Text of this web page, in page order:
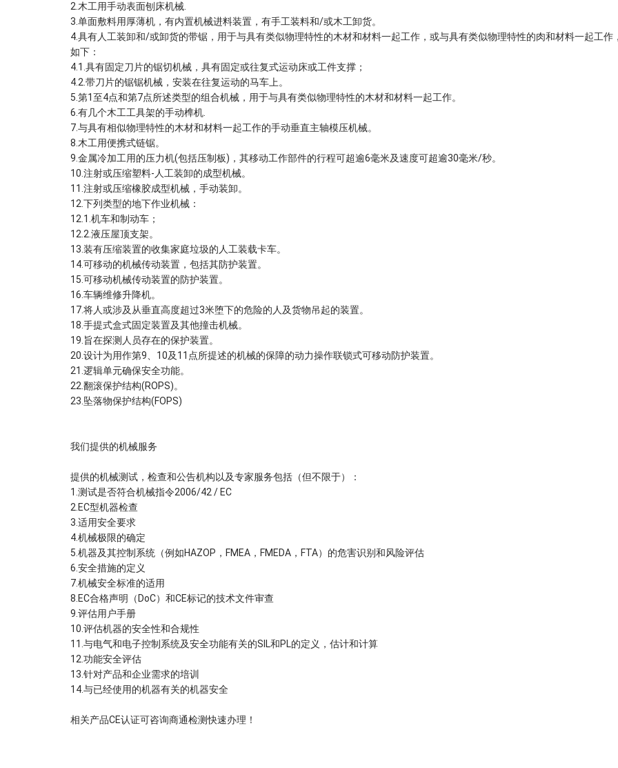
2.木工用手动表面刨床机械.
3.单面敷料用厚薄机，有内置机械进料装置，有手工装料和/或木工卸货。
4.具有人工装卸和/或卸货的带锯，用于与具有类似物理特性的木材和材料一起工作，或与具有类似物理特性的肉和材料一起工作
如下：
4.1.具有固定刀片的锯切机械，具有固定或往复式运动床或工件支撑；
4.2.带刀片的锯锯机械，安装在往复运动的马车上。
5.第1至4点和第7点所述类型的组合机械，用于与具有类似物理特性的木材和材料一起工作。
6.有几个木工工具架的手动榫机.
7.与具有相似物理特性的木材和材料一起工作的手动垂直主轴模压机械。
8.木工用便携式链锯。
9.金属冷加工用的压力机(包括压制板)，其移动工作部件的行程可超逾6毫米及速度可超逾30毫米/秒。
10.注射或压缩塑料-人工装卸的成型机械。
11.注射或压缩橡胶成型机械，手动装卸。
12.下列类型的地下作业机械：
12.1.机车和制动车；
12.2.液压屋顶支架。
13.装有压缩装置的收集家庭垃圾的人工装载卡车。
14.可移动的机械传动装置，包括其防护装置。
15.可移动机械传动装置的防护装置。
16.车辆维修升降机。
17.将人或涉及从垂直高度超过3米堕下的危险的人及货物吊起的装置。
18.手提式盒式固定装置及其他撞击机械。
19.旨在探测人员存在的保护装置。
20.设计为用作第9、10及11点所提述的机械的保障的动力操作联锁式可移动防护装置。
21.逻辑单元确保安全功能。
22.翻滚保护结构(ROPS)。
23.坠落物保护结构(FOPS)
我们提供的机械服务
提供的机械测试，检查和公告机构以及专家服务包括（但不限于）：
1.测试是否符合机械指令2006/42 / EC
2.EC型机器检查
3.适用安全要求
4.机械极限的确定
5.机器及其控制系统（例如HAZOP，FMEA，FMEDA，FTA）的危害识别和风险评估
6.安全措施的定义
7.机械安全标准的适用
8.EC合格声明（DoC）和CE标记的技术文件审查
9.评估用户手册
10.评估机器的安全性和合规性
11.与电气和电子控制系统及安全功能有关的SIL和PL的定义，估计和计算
12.功能安全评估
13.针对产品和企业需求的培训
14.与已经使用的机器有关的机器安全
相关产品CE认证可咨询商通检测快速办理！